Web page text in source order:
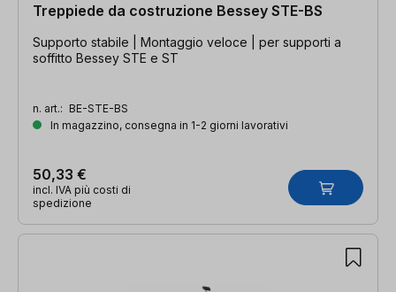
Treppiede da costruzione Bessey STE-BS
Supporto stabile | Montaggio veloce | per supporti a
soffitto Bessey STE e ST
n. art.: BE-STE-BS
In magazzino, consegna in 1-2 giorni lavorativi
50,33 €
incl. IVA più costi di
spedizione